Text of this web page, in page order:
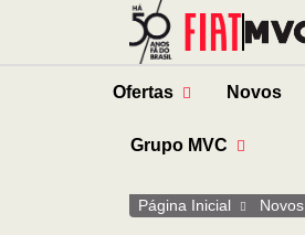
Ofertas Novos
Grupo MVC
Página Inicial Novos